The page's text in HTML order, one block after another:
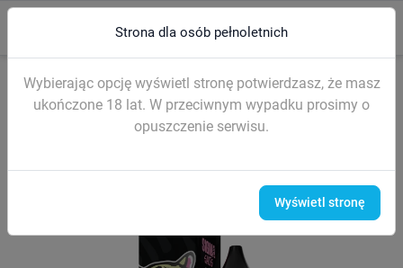
search
Strona główna LIQUIDY (sól nikotynowa) Liquidy SIGMA Salt 10ml
Strona dla osób pełnoletnich
Wybierając opcję wyświetl stronę potwierdzasz, że masz
ukończone 18 lat. W przeciwnym wypadku prosimy o
opuszczenie serwisu.
Wyświetl stronę